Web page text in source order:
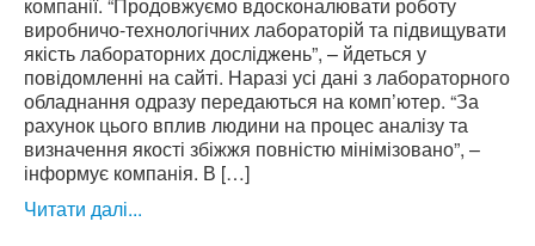
виробничо-технологічних лабораторій та підвищувати
якість лабораторних досліджень”, – йдеться у
повідомленні на сайті. Наразі усі дані з лабораторного
обладнання одразу передаються на комп’ютер. “За
рахунок цього вплив людини на процес аналізу та
визначення якості збіжжя повністю мінімізовано”, –
інформує компанія. В […]
Читати далі...